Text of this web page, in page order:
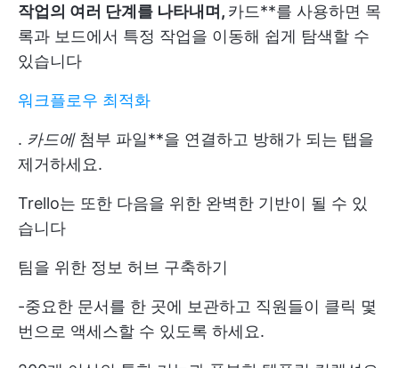
작업의 여러 단계를 나타내며, 카드**를 사용하면 목
록과 보드에서 특정 작업을 이동해 쉽게 탐색할 수
있습니다
워크플로우 최적화
. 카드에 첨부 파일**을 연결하고 방해가 되는 탭을
제거하세요.
Trello는 또한 다음을 위한 완벽한 기반이 될 수 있
습니다
팀을 위한 정보 허브 구축하기
-중요한 문서를 한 곳에 보관하고 직원들이 클릭 몇
번으로 액세스할 수 있도록 하세요.